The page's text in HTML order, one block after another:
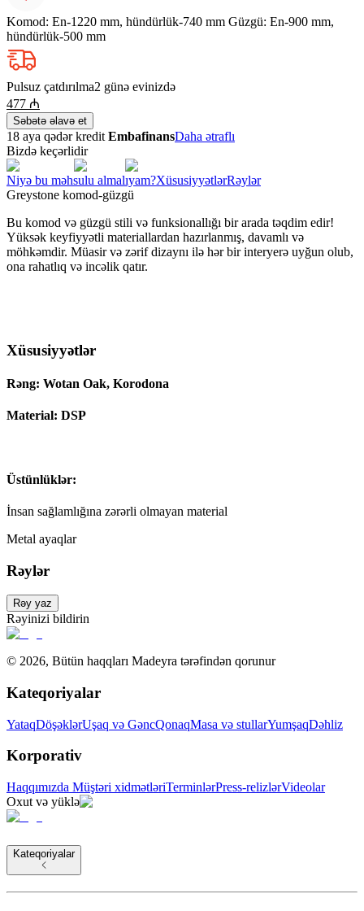
Komod: En-1220 mm, hündürlük-740 mm Güzgü: En-900 mm,
hündürlük-500 mm
Pulsuz çatdırılma2 günə evinizdə
477 ₼
Səbətə əlavə et
18 aya qədər kredit EmbafinansDaha ətraflı
Bizdə keçərlidir
Niyə bu məhsulu almalıyam?XüsusiyyətlərRəylər
Greystone komod-güzgü
Bu komod və güzgü stili və funksionallığı bir arada təqdim edir!
Yüksək keyfiyyətli materiallardan hazırlanmış, davamlı və
möhkəmdir. Müasir və zərif dizaynı ilə hər bir interyerə uyğun olub,
ona rahatlıq və incəlik qatır.
Xüsusiyyətlər
Rəng: Wotan Oak, Korodona
Material: DSP
Üstünlüklər:
İnsan sağlamlığına zərərli olmayan material
Metal ayaqlar
Rəylər
Rəy yaz
Rəyinizi bildirin
© 2026, Bütün haqqları Madeyra tərəfindən qorunur
Kateqoriyalar
YataqDöşəklərUşaq və GəncQonaqMasa və stullarYumşaqDəhliz
Korporativ
Haqqımızda Müştəri xidmətləriTerminlərPress-relizlərVideolar
Oxut və yüklə
Kateqoriyalar